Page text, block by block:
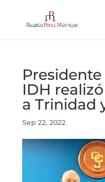
IDH
a Trinidad
Sep 22, 2022